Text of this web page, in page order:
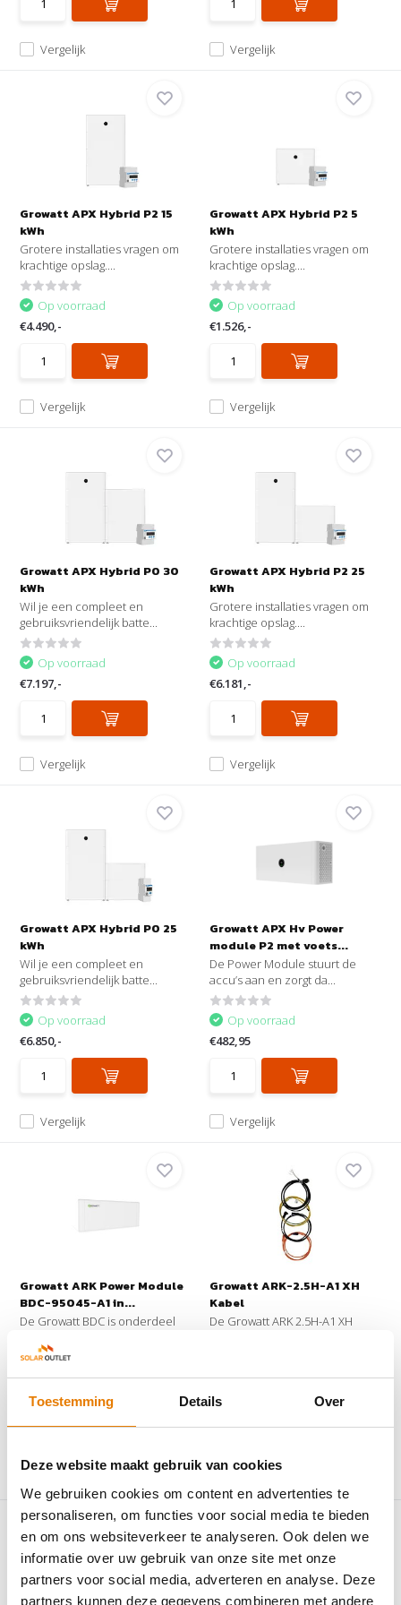
Toestemming Details Over
Deze website maakt gebruik van cookies
We gebruiken cookies om content en advertenties te
personaliseren, om functies voor social media te bieden
en om ons websiteverkeer te analyseren. Ook delen we
informatie over uw gebruik van onze site met onze
partners voor social media, adverteren en analyse. Deze
partners kunnen deze gegevens combineren met andere
Vergelijk Vergelijk
Growatt APX Hybrid P2 15
kWh
Grotere installaties vragen om
krachtige opslag....
Vergelijk
Op voorraad
€4.490,-
Growatt APX Hybrid P2 5
kWh
Grotere installaties vragen om
krachtige opslag....
Vergelijk
Op voorraad
€1.526,-
Growatt APX Hybrid P0 30
kWh
Wil je een compleet en
gebruiksvriendelijk batte...
Vergelijk
Op voorraad
€7.197,-
Growatt APX Hybrid P2 25
kWh
Grotere installaties vragen om
krachtige opslag....
Vergelijk
Op voorraad
€6.181,-
Growatt APX Hybrid P0 25
kWh
Wil je een compleet en
gebruiksvriendelijk batte...
Vergelijk
Op voorraad
€6.850,-
Growatt APX Hv Power
module P2 met voets...
De Power Module stuurt de
accu’s aan en zorgt da...
Vergelijk
Op voorraad
€482,95
Growatt ARK Power Module
BDC-95045-A1 in...
De Growatt BDC is onderdeel
Op voorraad
€252,95
Growatt ARK-2.5H-A1 XH
Kabel
De Growatt ARK 2.5H-A1 XH
Op voorraad
€47,95